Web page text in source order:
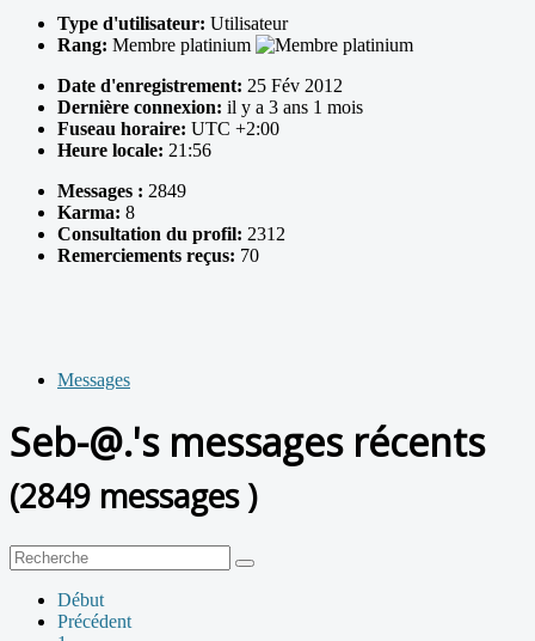
Type d'utilisateur: Utilisateur
Rang: Membre platinium
Date d'enregistrement: 25 Fév 2012
Dernière connexion: il y a 3 ans 1 mois
Fuseau horaire: UTC +2:00
Heure locale: 21:56
Messages : 2849
Karma: 8
Consultation du profil: 2312
Remerciements reçus: 70
Messages
Seb-@.'s messages récents
(2849 messages )
Début
Précédent